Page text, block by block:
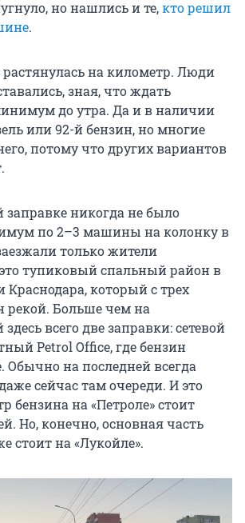
но нашлись и те,кто решил
.
на километр. Люди
зная, что ждать
до утра. Да и в наличии
или 92-й бензин, но многие
потому что других вариантов
никогда не было
по 2–3 машины на колонку в
только жители
тупиковый спальный район в
Краснодара, который с трех
рекой. Больше чем на
здесь всего две заправки: сетевой
Petrol Office, где бензин
Обычно на последней всегда
сейчас там очереди. И это
бензина на «Петроле» стоит
Но, конечно, основная часть
стоит на «Лукойле».